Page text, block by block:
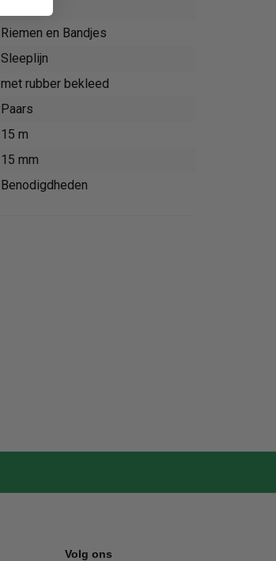
Riemen en Bandjes
Sleeplijn
met rubber bekleed
Paars
15 m
15 mm
Benodigdheden
Volg ons